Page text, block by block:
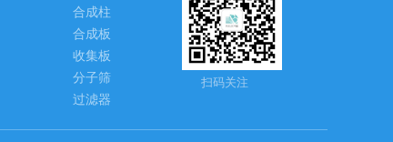
合成柱
合成板
收集板
分子筛
过滤器
扫码关注